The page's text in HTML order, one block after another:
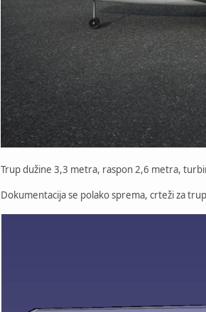
Trup dužine 3,3 metra, raspon 2,6 metra,
Dokumentacija se polako sprema, crteži za